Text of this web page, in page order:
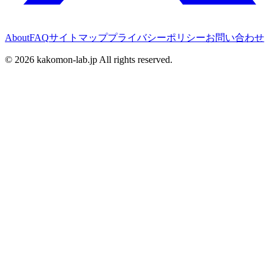
AboutFAQサイトマッププライバシーポリシーお問い合わせ
© 2026 kakomon-lab.jp All rights reserved.